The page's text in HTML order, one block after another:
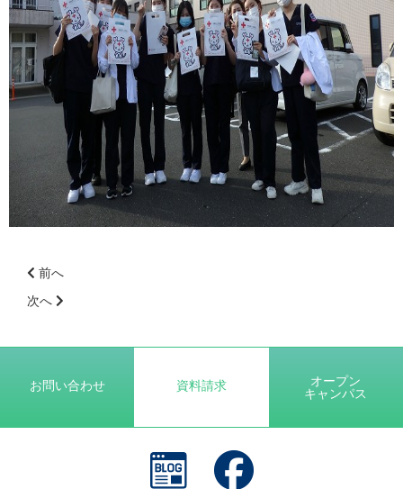
の
前へ
次へ
お問い合わせ 資料請求
オープン
キャンパス